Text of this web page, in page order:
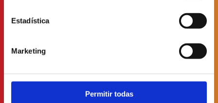
Estadística
Marketing
Permitir todas
Subscriu-te a nuestro butlletí